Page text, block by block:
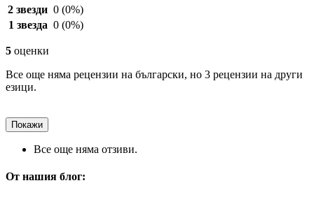
2 звезди 0 (0%)
1 звезда 0 (0%)
5 оценки
Все още няма рецензии на български, но 3 рецензии на други
езици.
Покажи
Все още няма отзиви.
От нашия блог: